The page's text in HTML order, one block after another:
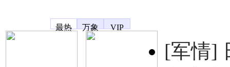
最热
万象 VIP
[军情]